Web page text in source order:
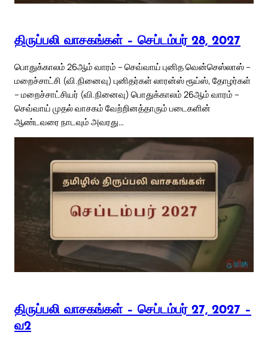
திருப்பலி வாசகங்கள் – செப்டம்பர் 28, 2027
பொதுக்காலம் 26ஆம் வாரம் – செவ்வாய் புனித வென்செஸ்லாஸ் –
மறைச்சாட்சி (வி.நினைவு) புனிதர்கள் லாரன்ஸ் ரூய்ஸ், தோழர்கள்
– மறைச்சாட்சியர் (வி.நினைவு) பொதுக்காலம் 26ஆம் வாரம் –
செவ்வாய் முதல் வாசகம் வேற்றினத்தாரும் படைகளின்
ஆண்டவரை நாடவும் அவரது…
திருப்பலி வாசகங்கள் – செப்டம்பர் 27, 2027 –
வ2